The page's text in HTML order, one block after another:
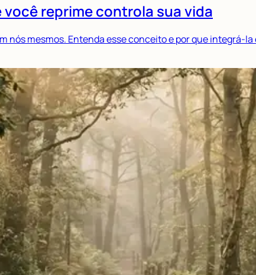
reprime controla sua vida
nós mesmos. Entenda esse conceito e por que integrá-